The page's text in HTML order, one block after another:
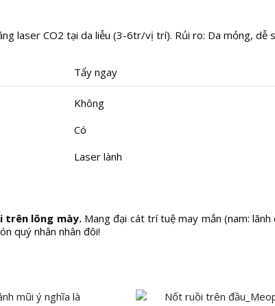
laser CO2 tại da liễu (3-6tr/vị trí). Rủi ro: Da mỏng, dễ
Tẩy ngay
Không
Có
Laser lành
trên lông mày.Mang đại cát trí tuệ may mắn (nam: lãnh
quý nhân nhân đôi!